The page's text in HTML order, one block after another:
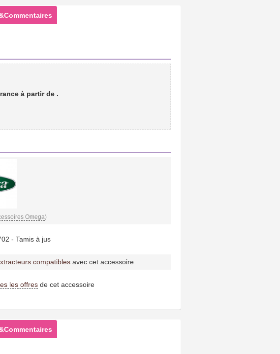
à partir de .
Omega)
- Tamis à jus
compatiblesavec cet accessoire
les offresde cet accessoire